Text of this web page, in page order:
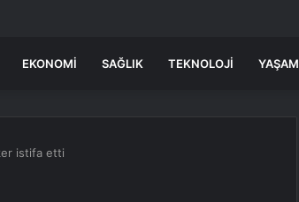
EKONOMI SAĞLIK TEKNOLOJI YAŞAM
istifa etti